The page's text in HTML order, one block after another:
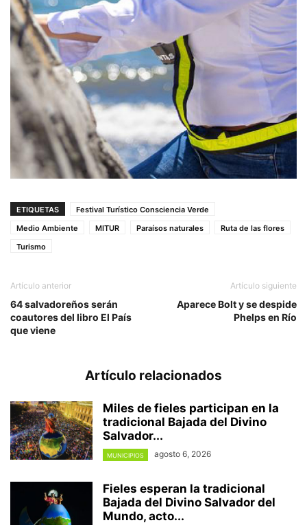
ETIQUETAS
Festival Turístico Consciencia Verde
Medio Ambiente
MITUR Paraísos naturales
Ruta de las flores
Turismo
Artículo anterior
64 salvadoreños serán
coautores del libro El País
que viene
Artículo siguiente
Aparece Bolt y se despide
Phelps en Río
Artículo relacionados
Miles de fieles participan en la
tradicional Bajada del Divino
Salvador...
MUNICIPIOS agosto 6, 2026
Fieles esperan la tradicional
Bajada del Divino Salvador del
Mundo, acto...